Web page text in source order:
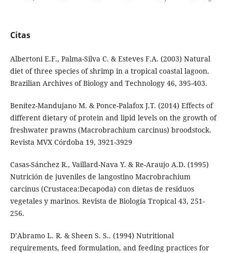
Citas
Albertoni E.F., Palma-Silva C. & Esteves F.A. (2003) Natural
diet of three species of shrimp in a tropical coastal lagoon.
Brazilian Archives of Biology and Technology 46, 395-403.
Benítez-Mandujano M. & Ponce-Palafox J.T. (2014) Effects of
different dietary of protein and lipid levels on the growth of
freshwater prawns (Macrobrachium carcinus) broodstock.
Revista MVX Córdoba 19, 3921-3929
Casas-Sánchez R., Vaillard-Nava Y. & Re-Araujo A.D. (1995)
Nutrición de juveniles de langostino Macrobrachium
carcinus (Crustacea:Decapoda) con dietas de residuos
vegetales y marinos. Revista de Biología Tropical 43, 251-
256.
D’Abramo L. R. & Sheen S. S.. (1994) Nutritional
requirements, feed formulation, and feeding practices for